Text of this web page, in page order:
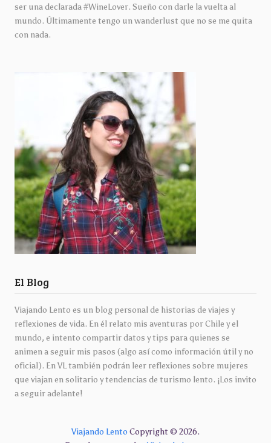
ser una declarada #WineLover. Sueño con darle la vuelta al
mundo. Últimamente tengo un wanderlust que no se me quita
con nada.
El Blog
Viajando Lento es un blog personal de historias de viajes y
reflexiones de vida. En él relato mis aventuras por Chile y el
mundo, e intento compartir datos y tips para quienes se
animen a seguir mis pasos (algo así como información útil y no
oficial). En VL también podrán leer reflexiones sobre mujeres
que viajan en solitario y tendencias de turismo lento. ¡Los invito
a seguir adelante!
Viajando Lento Copyright © 2026.